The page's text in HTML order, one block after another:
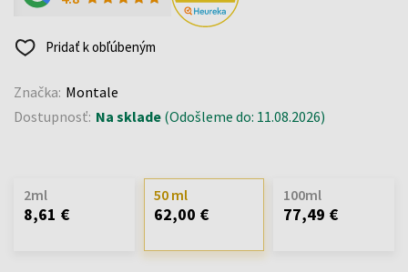
Pridať k obľúbeným
Značka: Montale
Dostupnosť: Na sklade (Odošleme do: 11.08.2026)
2ml
8,61 €
50 ml
62,00 €
100ml
77,49 €